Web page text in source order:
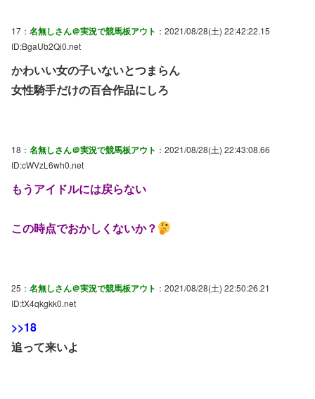
17： 名無しさん＠実況で競馬板アウト ：2021/08/28(土) 22:42:22.15
ID:BgaUb2Qi0.net
かわいい女の子いないとつまらん
女性騎手だけの百合作品にしろ
18： 名無しさん＠実況で競馬板アウト ：2021/08/28(土) 22:43:08.66
ID:cWVzL6wh0.net
もうアイドルには戻らない
この時点でおかしくないか？
25： 名無しさん＠実況で競馬板アウト ：2021/08/28(土) 22:50:26.21
ID:tX4qkgkk0.net
>>18
追って来いよ